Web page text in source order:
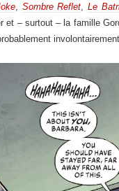
Sombre Reflet ,Le
– surtout – la famille